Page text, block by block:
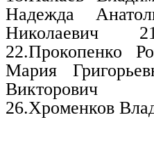
Надежда
Николаевич
22.Прокопенко
Мария
Викторович
26.Хроменков